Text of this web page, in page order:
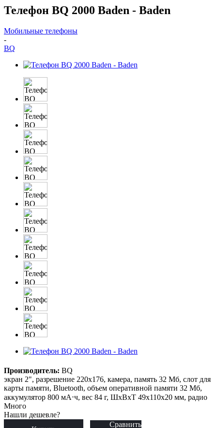
Телефон BQ 2000 Baden - Baden
Мобильные телефоны
-
BQ
Производитель: BQ
экран 2", разрешение 220x176, камера, память 32 Мб, слот для
карты памяти, Bluetooth, объем оперативной памяти 32 Мб,
аккумулятор 800 мА⋅ч, вес 84 г, ШxВxТ 49x110x20 мм, радио
Много
Нашли дешевле?
Сравнить